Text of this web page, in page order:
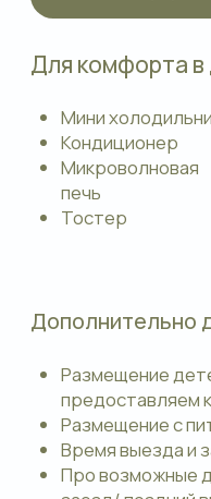
гостиная с кухней.
Бронировать